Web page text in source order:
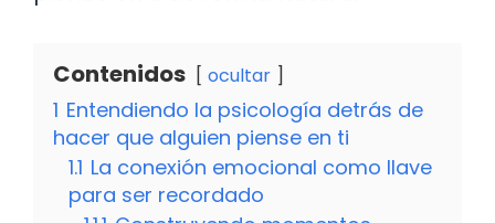
Contenidos ocultar
1 Entendiendo la psicología detrás de
hacer que alguien piense en ti
1.1 La conexión emocional como llave
para ser recordado